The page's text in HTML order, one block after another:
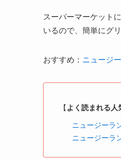
スーパーマーケット
いるので、簡単にグ
おすすめ： ニュージ
【 よく読まれる人
ニュージーラ
ニュージーラ